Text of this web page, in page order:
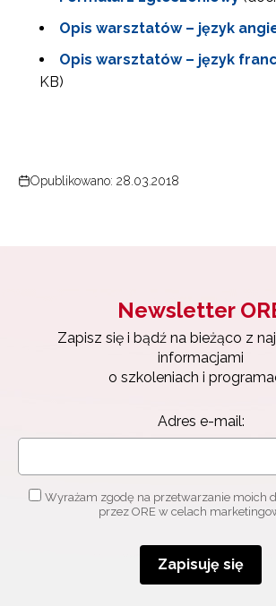
Opis warsztatów – język
Opis warsztatów – język
KB)
Opublikowano: 28.03.2018
Newsletter
Zapisz się i bądź na bieżąco z
informacjami
o szkoleniach i
Adres e-mail:
Wyrażam zgodę na przetwarzanie moich
przez ORE w celach
Zapisuję się
Zapisz się i bądź na bieżąco z
Wyrażam zgodę na przetwarzanie moich
osobowych przez ORE w celach
Zapisuję się